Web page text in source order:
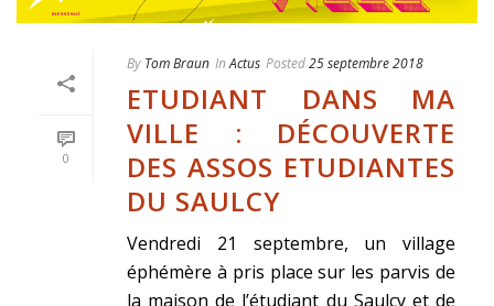
0
By Tom Braun In Actus Posted25 septembre 2018
ETUDIANT DANS MA
VILLE : DÉCOUVERTE
DES ASSOS ETUDIANTES
DU SAULCY
Vendredi 21 septembre, un village
éphémère à pris place sur les parvis de
la maison de l’étudiant du Saulcy et de